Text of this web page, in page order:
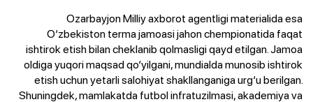
Ozarbayjon Milliy axborot agentligi materialida esa
O‘zbekiston terma jamoasi jahon chempionatida faqat
ishtirok etish bilan cheklanib qolmasligi qayd etilgan. Jamoa
oldiga yuqori maqsad qo‘yilgani, mundialda munosib ishtirok
etish uchun yetarli salohiyat shakllanganiga urg‘u berilgan.
Shuningdek, mamlakatda futbol infratuzilmasi, akademiya va